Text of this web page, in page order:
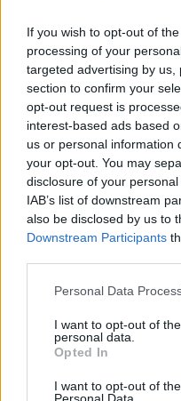
If you wish to opt-out of
processing of your
targeted advertising by
section to confirm your
opt-out request is
interest-based ads based
us or personal information
your opt-out. You may
disclosure of your
IAB’s list of downstream
also be disclosed by us to
Downstream Participants
Personal Data
I want to opt-out of
personal data.
Opted In
I want to opt-out of
Personal Data.
ΡΟΗ ΕΙΔΗΣΕΩΝ
Ρωσία: Η Μόσχα
ουκρανικά drones τη
αποθήκη της
06/08/2026 - 10:30 ΚΟΣΜΟΣ
Χρ. Δήμας: Στο Εθνικό
Υπ. Παιδείας: 168
αγγλόφωνο πρόγραμμα